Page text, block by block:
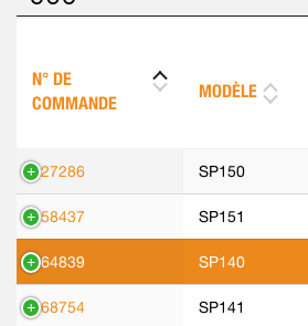
N° DE
COMMANDE
MODÈLE
427286 SP150
558437 SP151
564839 SP140
568754 SP141